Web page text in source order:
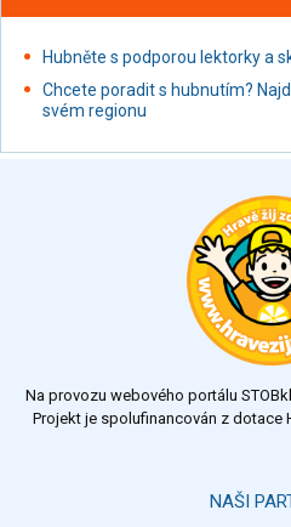
Hubněte s podporou lektorky a
Chcete poradit s hubnutím?
svém regionu
Na provozu webového portálu
Projekt je spolufinancován z dotace
NAŠI